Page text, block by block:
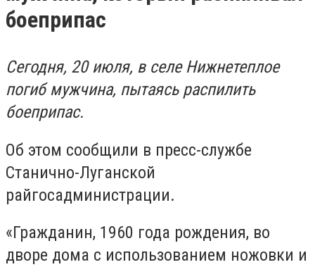
боеприпас
Сегодня, 20 июля, в селе Нижнетеплое
погиб мужчина, пытаясь распилить
боеприпас.
Об этом сообщили в пресс-службе
Станично-Луганской
райгосадминистрации.
«Гражданин, 1960 года рождения, во
дворе дома с использованием ножовки и